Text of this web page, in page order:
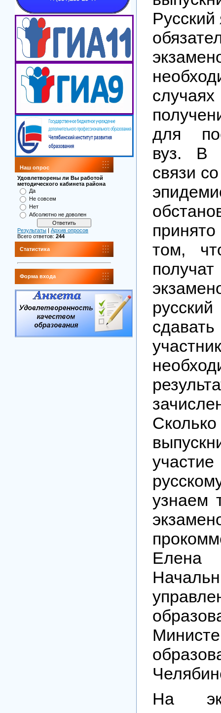
Наш опрос
Удовлетворены ли Вы работой
методического кабинета района
Да
Не совсем
Нет
Абсолютно не доволен
Результаты
Архив опросов
Всего ответов: 244
Статистика
Форма входа
Русский
для
вуз. В
связи
том,
узнаем
На